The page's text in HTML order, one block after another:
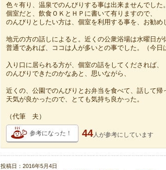
色々有り、温泉でのんびりする事は出来ませんでした。
個室だと、飲食ＯＫとＨＰに書いて有りますので、
のんびりとしたい方は、個室を利用する事を、お勧め
地元の方の話しによると。近くの公衆浴場は水曜日が
普通であれば、ココは人が多いとの事でした。（今日
入り口に居られる方が、個室の話をしてくだされば、
のんびりできたのかなあと、思いながら、
近くの、公園でのんびりとお弁当を食べて、話して帰
天気が良かったので、とても気持ち良かった。
（代筆 夫）
参考になった！ 44人が参考にしています
投稿日：2016年5月4日